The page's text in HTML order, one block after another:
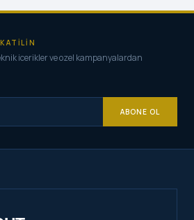
icerikler ve ozel kampanyalardan
ABONE OL